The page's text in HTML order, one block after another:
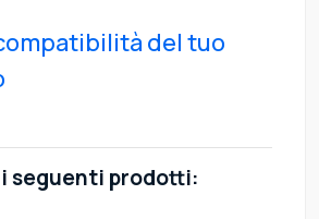
del tuo
seguenti prodotti: